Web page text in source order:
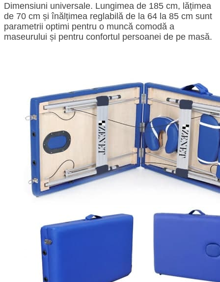
Dimensiuni universale. Lungimea de 185 cm, lățimea
de 70 cm și înălțimea reglabilă de la 64 la 85 cm sunt
parametrii optimi pentru o muncă comodă a
maseurului și pentru confortul persoanei de pe masă.